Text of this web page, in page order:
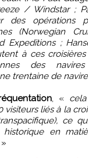
/ Windstar ;
des opérations
(Norwegian
Expeditions ;
à ces
des
trentaine de
, «
visiteurs liés à la
ce
historique en
»